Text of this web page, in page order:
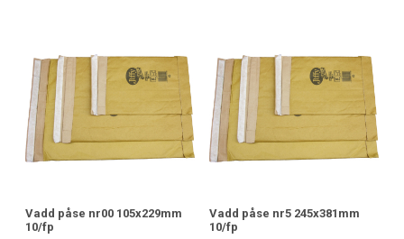
Vadd påse nr00 105x229mm
10/fp
Vadd påse nr5 245x381mm
10/fp